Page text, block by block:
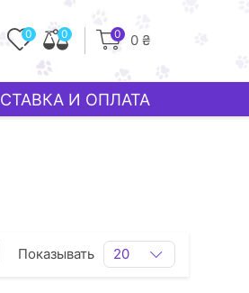
0 0 0 0 ₴
И ОПЛАТА
Показывать 20